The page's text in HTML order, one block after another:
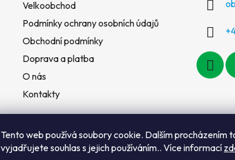
Tento web používá soubory cookie. Dalším procházením
vyjadřujete souhlas s jejich používáním.. Více informací
Velkoobchod
Podmínky ochrany osobních údajů
Obchodní podmínky
Doprava a platba
O nás
Kontakty